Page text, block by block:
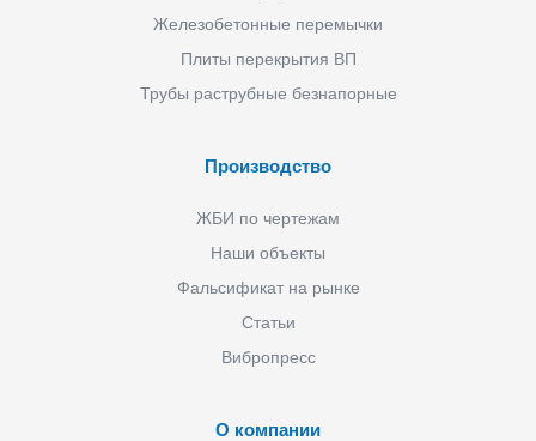
Железобетонные перемычки
Плиты перекрытия ВП
Трубы раструбные безнапорные
Производство
ЖБИ по чертежам
Наши объекты
Фальсификат на рынке
Статьи
Вибропресс
О компании